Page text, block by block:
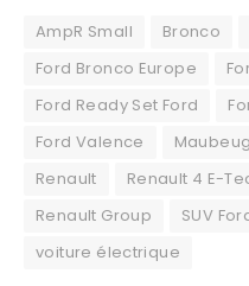
AmpR Small Bronco
Ford Bronco Europe
Ford Ready Set Ford
Ford Valence
Renault
Renault 4 E-
Renault Group
SUV
voiture électrique